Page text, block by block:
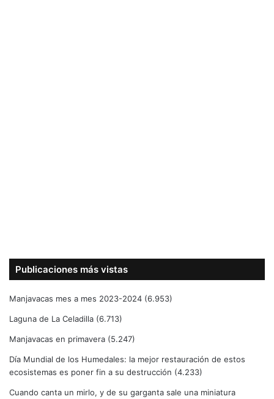
Publicaciones más vistas
Manjavacas mes a mes 2023-2024 (6.953)
Laguna de La Celadilla (6.713)
Manjavacas en primavera (5.247)
Día Mundial de los Humedales: la mejor restauración de estos
ecosistemas es poner fin a su destrucción (4.233)
Cuando canta un mirlo, y de su garganta sale una miniatura